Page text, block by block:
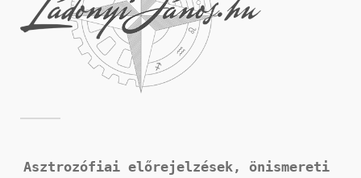
Asztrozófiai előrejelzések, önismereti